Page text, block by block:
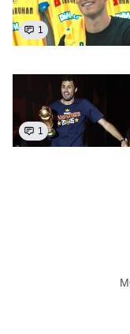
1
1